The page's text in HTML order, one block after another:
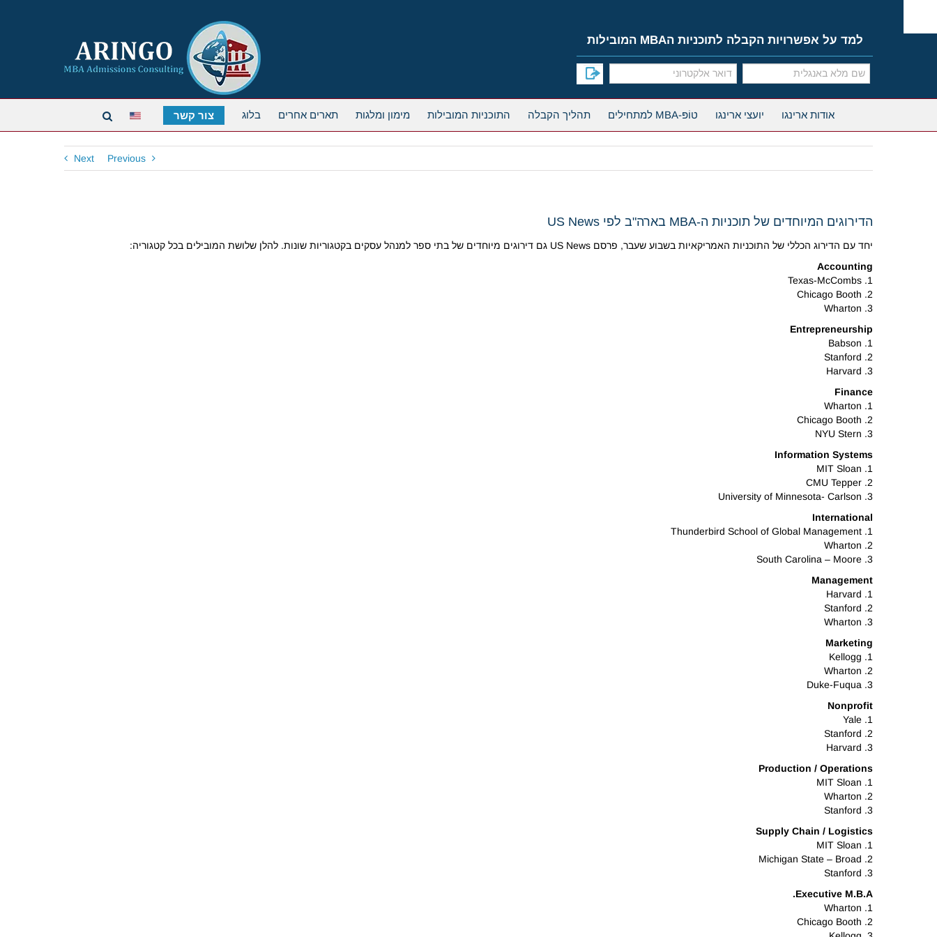
content
למד על אפשרויות הקבלה לתוכניות הMBA המובילות
אודות ארינגו יועצי ארינגו טוֹפּ-MBA למתחילים תהליך הקבלה התוכניות המובילות מימון ומלגות תארים אחרים בלוג צור קשר
Previous
Next
הדירוגים המיוחדים של תוכניות ה-MBA בארה"ב לפי US News
יחד עם הדירוג הכללי של התוכניות האמריקאיות בשבוע שעבר, פרסם US News גם דירוגים מיוחדים של בתי ספר למנהל עסקים בקטגוריות שונות. להלן שלושת המובילים בכל קטגוריה:
Accounting
1. Texas-McCombs
2. Chicago Booth
3. Wharton
Entrepreneurship
1. Babson
2. Stanford
3. Harvard
Finance
1. Wharton
2. Chicago Booth
3. NYU Stern
Information Systems
1. MIT Sloan
2. CMU Tepper
3. University of Minnesota- Carlson
International
1. Thunderbird School of Global Management
2. Wharton
3. South Carolina – Moore
Management
1. Harvard
2. Stanford
3. Wharton
Marketing
1. Kellogg
2. Wharton
3. Duke-Fuqua
Nonprofit
1. Yale
2. Stanford
3. Harvard
Production / Operations
1. MIT Sloan
2. Wharton
3. Stanford
Supply Chain / Logistics
1. MIT Sloan
2. Michigan State – Broad
3. Stanford
Executive M.B.A.
1. Wharton
2. Chicago Booth